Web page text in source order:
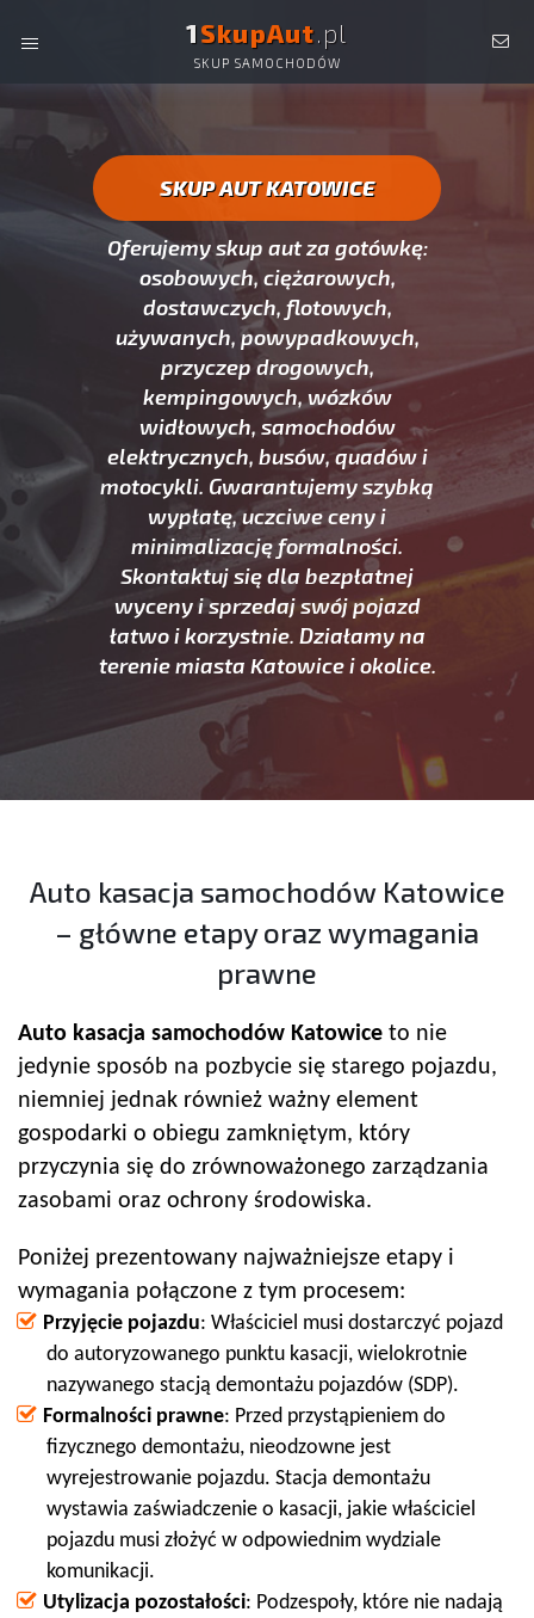
1SkupAut.pl
SKUP SAMOCHODÓW
DOSTAWCZYCH, CIĘŻAROWYCH, UŻYWANYCH ORAZ
POWYPADKOWYCH.
SKUP AUT KATOWICE
Oferujemy skup aut za gotówkę:
osobowych, ciężarowych,
dostawczych, flotowych,
używanych, powypadkowych,
przyczep drogowych,
kempingowych, wózków
widłowych, samochodów
elektrycznych, busów, quadów i
motocykli. Gwarantujemy szybką
wypłatę, uczciwe ceny i
minimalizację formalności.
Skontaktuj się dla bezpłatnej
wyceny i sprzedaj swój pojazd
łatwo i korzystnie. Działamy na
terenie miasta Katowice i okolice.
Auto kasacja samochodów Katowice
– główne etapy oraz wymagania
prawne
Auto kasacja samochodów Katowice to nie
jedynie sposób na pozbycie się starego pojazdu,
niemniej jednak również ważny element
gospodarki o obiegu zamkniętym, który
przyczynia się do zrównoważonego zarządzania
zasobami oraz ochrony środowiska.
Poniżej prezentowany najważniejsze etapy i
wymagania połączone z tym procesem:
Przyjęcie pojazdu: Właściciel musi dostarczyć pojazd
do autoryzowanego punktu kasacji, wielokrotnie
nazywanego stacją demontażu pojazdów (SDP).
Formalności prawne: Przed przystąpieniem do
fizycznego demontażu, nieodzowne jest
wyrejestrowanie pojazdu. Stacja demontażu
wystawia zaświadczenie o kasacji, jakie właściciel
pojazdu musi złożyć w odpowiednim wydziale
komunikacji.
Utylizacja pozostałości: Podzespoły, które nie nadają